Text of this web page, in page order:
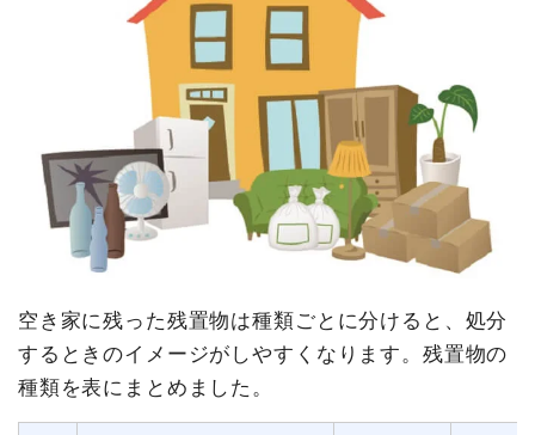
空き家に残った残置物は種類ごとに分けると、処分
するときのイメージがしやすくなります。残置物の
種類を表にまとめました。